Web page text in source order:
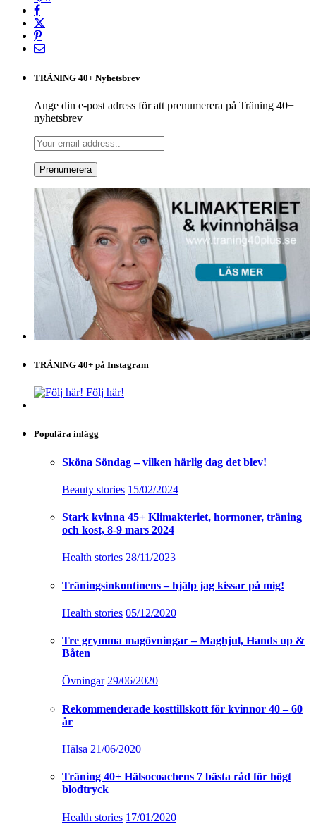
TRÄNING 40+ Nyhetsbrev
Ange din e-post adress för att prenumerera på Träning 40+
nyhetsbrev
TRÄNING 40+ på Instagram
Följ här!
Populära inlägg
Sköna Söndag – vilken härlig dag det blev!
Beauty stories 15/02/2024
Stark kvinna 45+ Klimakteriet, hormoner, träning
och kost, 8-9 mars 2024
Health stories 28/11/2023
Träningsinkontinens – hjälp jag kissar på mig!
Health stories 05/12/2020
Tre grymma magövningar – Maghjul, Hands up &
Båten
Övningar 29/06/2020
Rekommenderade kosttillskott för kvinnor 40 – 60
år
Hälsa 21/06/2020
Träning 40+ Hälsocoachens 7 bästa råd för högt
blodtryck
Health stories 17/01/2020